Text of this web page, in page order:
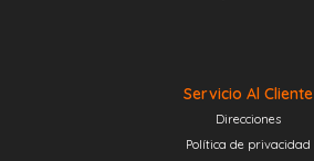
Servicio Al Cliente
Direcciones
Política de privacidad